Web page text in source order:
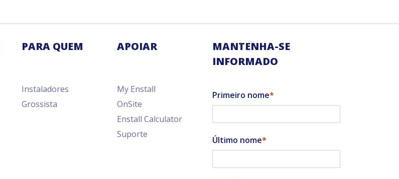
PARA QUEM
Instaladores
Grossista
APOIAR
My Enstall
OnSite
Enstall Calculator
Suporte
MANTENHA-SE
INFORMADO
Primeiro nome
Último nome